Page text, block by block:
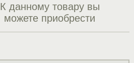
К данному товару вы
можете приобрести